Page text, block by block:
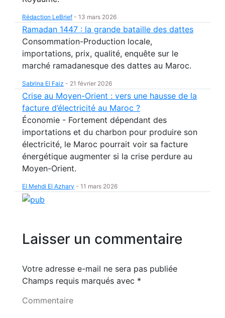
Rédaction LeBrief - 13 mars 2026
Ramadan 1447 : la grande bataille des dattes
Consommation-Production locale,
importations, prix, qualité, enquête sur le
marché ramadanesque des dattes au Maroc.
Sabrina El Faiz - 21 février 2026
Crise au Moyen-Orient : vers une hausse de la
facture d’électricité au Maroc ?
Économie - Fortement dépendant des
importations et du charbon pour produire son
électricité, le Maroc pourrait voir sa facture
énergétique augmenter si la crise perdure au
Moyen-Orient.
El Mehdi El Azhary - 11 mars 2026
Laisser un commentaire
Votre adresse e-mail ne sera pas publiée
Champs requis marqués avec *
Commentaire